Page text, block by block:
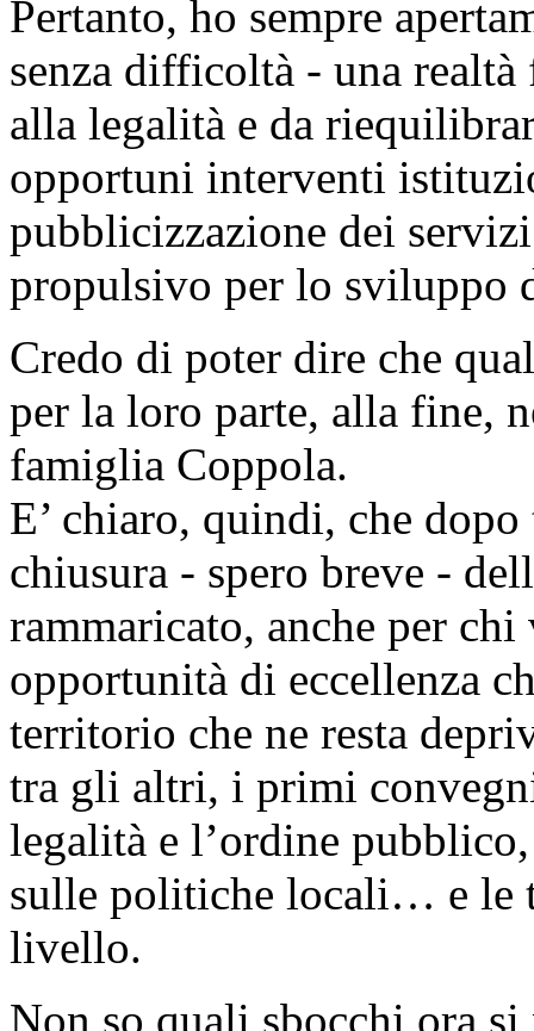
Pertanto, ho sempre
senza difficoltà - una realtà
alla legalità e da
opportuni interventi
pubblicizzazione dei
propulsivo per lo sviluppo
Credo di poter dire che
per la loro parte, alla fine,
famiglia Coppola.
E’ chiaro, quindi, che
chiusura - spero breve -
rammaricato, anche per
opportunità di eccellenza
territorio che ne resta
tra gli altri, i primi
legalità e l’ordine
sulle politiche locali… e le
livello.
Non so quali sbocchi ora